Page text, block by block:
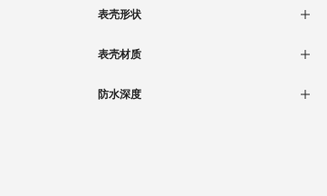
有 (1)
表壳形状
圆形 (4)
表壳材质
精钢 (4)
防水深度